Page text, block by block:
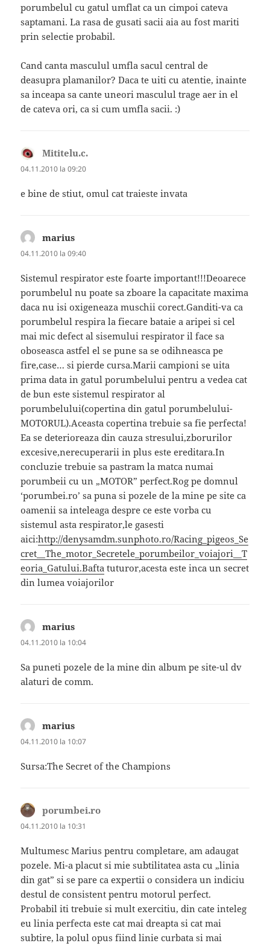
porumbelul cu gatul umflat ca un cimpoi cateva
saptamani. La rasa de gusati sacii aia au fost mariti
prin selectie probabil.
Cand canta masculul umfla sacul central de
deasupra plamanilor? Daca te uiti cu atentie, inainte
sa inceapa sa cante uneori masculul trage aer in el
de cateva ori, ca si cum umfla sacii. :)
Mititelu.c.
04.11.2010 la 09:20
e bine de stiut, omul cat traieste invata
marius
04.11.2010 la 09:40
Sistemul respirator este foarte important!!!Deoarece
porumbelul nu poate sa zboare la capacitate maxima
daca nu isi oxigeneaza muschii corect.Ganditi-va ca
porumbelul respira la fiecare bataie a aripei si cel
mai mic defect al sisemului respirator il face sa
oboseasca astfel el se pune sa se odihneasca pe
fire,case… si pierde cursa.Marii campioni se uita
prima data in gatul porumbelului pentru a vedea cat
de bun este sistemul respirator al
porumbelului(copertina din gatul porumbelului-
MOTORUL).Aceasta copertina trebuie sa fie perfecta!
Ea se deterioreaza din cauza stresului,zborurilor
excesive,nerecuperarii in plus este ereditara.In
concluzie trebuie sa pastram la matca numai
porumbeii cu un „MOTOR” perfect.Rog pe domnul
‘porumbei.ro’ sa puna si pozele de la mine pe site ca
oamenii sa inteleaga despre ce este vorba cu
sistemul asta respirator,le gasesti
aici:http://denysamdm.sunphoto.ro/Racing_pigeos_Se
cret__The_motor_Secretele_porumbeilor_voiajori__T
eoria_Gatului.Bafta tuturor,acesta este inca un secret
din lumea voiajorilor
marius
04.11.2010 la 10:04
Sa puneti pozele de la mine din album pe site-ul dv
alaturi de comm.
marius
04.11.2010 la 10:07
Sursa:The Secret of the Champions
porumbei.ro
04.11.2010 la 10:31
Multumesc Marius pentru completare, am adaugat
pozele. Mi-a placut si mie subtilitatea asta cu „linia
din gat” si se pare ca expertii o considera un indiciu
destul de consistent pentru motorul perfect.
Probabil iti trebuie si mult exercitiu, din cate inteleg
eu linia perfecta este cat mai dreapta si cat mai
subtire, la polul opus fiind linie curbata si mai